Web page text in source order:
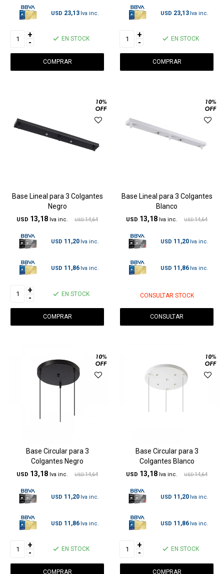
USD 23,13
+
- EN STOCK
USD 23,13
+
- EN STOCK
Base Lineal para 3 Colgantes
Negro
USD 13,18 USD 14,64
USD 11,20
USD 11,86
+
- EN STOCK
Base Lineal para 3 Colgantes
Blanco
USD 13,18 USD 14,64
USD 11,20
USD 11,86
CONSULTAR STOCK
CONSULTAR
Base Circular para 3
Colgantes Negro
USD 13,18 USD 14,64
USD 11,20
USD 11,86
+
- EN STOCK
Base Circular para 3
Colgantes Blanco
USD 13,18 USD 14,64
USD 11,20
USD 11,86
+
- EN STOCK